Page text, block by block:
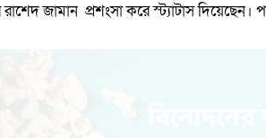
জামান প্রশংসা করে স্ট্যাটাস দিয়েছেন।